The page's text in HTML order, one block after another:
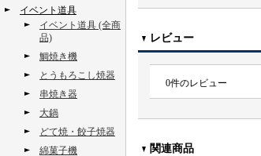
イベント道具
イベント道具 (全商
品)
鯛焼き機
とうもろこし焼器
串焼き器
大鍋
どて焼・餃子焼器
綿菓子機
レビュー
0件のレビュー
関連商品